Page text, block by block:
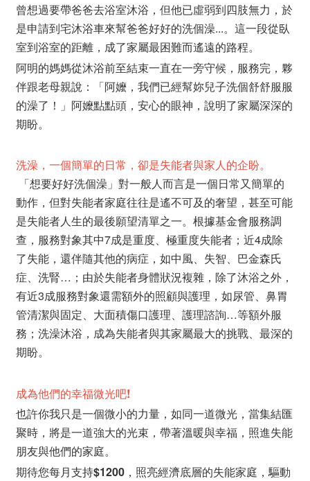
曾想過要帶爸爸去浴室沐浴，但他已虛弱到四肢無力，於
是申請到宅沐浴車來幫爸爸好好的洗個澡...。這一段從臥
室到浴室的距離，成了家屬最困難而遙遠的路程。
阿明的媽媽從沐浴前至結束一直在一旁守候，服務完，夥
伴跟老母親說：「阿嬤，我們已經幫妳兒子洗個舒舒服服
的澡了！」阿嬤點點頭，安心的眼神，說明了家屬深深的
期盼。
洗澡，一個簡單的日常，卻是失能者與家人的企盼。
「想要好好洗個澡」對一般人而言是一個日常又簡單的
動作，但對失能者家庭往往是遙不可及的奢望，甚至可能
是失能者人生的最後願望清單之一。根據基金會服務調
查，服務對象其中7成是重度、極重度失能者；近4成除
了失能，還伴隨其他的病症，如中風、失智、巴金森氏
症、洗腎…；由於失能者身體狀況複雜，除了沐浴之外，
有近3成服務對象還需額外的照顧與護理，如尿管、鼻胃
管清潔與固定、大面積傷口護理、護理諮詢…等額外服
務；洗澡沐浴，成為失能者與其家屬最大的挑戰、最深的
期盼。
成為他們的幸福微光吧!
也許你我只是一個微小的力量，如同一道微光，當集結匯
聚時，將是一道強大的光束，帶著溫暖與幸福，照進失能
朋友與他們的家庭。
期待您每月支持$1200，照亮經濟底層的失能家庭，驅動